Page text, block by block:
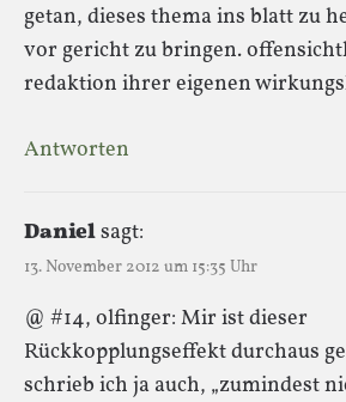
getan, dieses thema ins blatt zu
vor gericht zu bringen.
redaktion ihrer eigenen
Antworten
Danielsagt:
13. November 2012 um 15:35 Uhr
@ #14, olfinger: Mir ist dieser
Rückkopplungseffekt durchaus
schrieb ich ja auch, „zumindest